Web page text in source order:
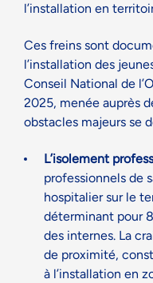
l’installation en
Ces freins sont
l’installation des
Conseil National de
2025, menée auprès
obstacles majeurs se
L’isolement
professionnels de
hospitalier sur le
déterminant pour
des internes. La
de proximité,
à l’installation en